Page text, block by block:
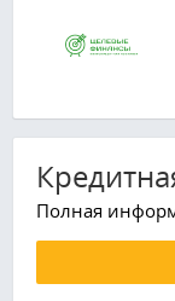
Полная